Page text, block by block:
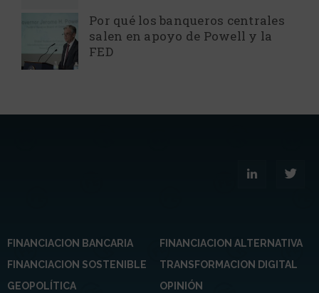
Por qué los banqueros centrales
salen en apoyo de Powell y la
FED
FINANCIACION BANCARIA
FINANCIACION ALTERNATIVA
FINANCIACION SOSTENIBLE
TRANSFORMACION DIGITAL
GEOPOLÍTICA
OPINIÓN